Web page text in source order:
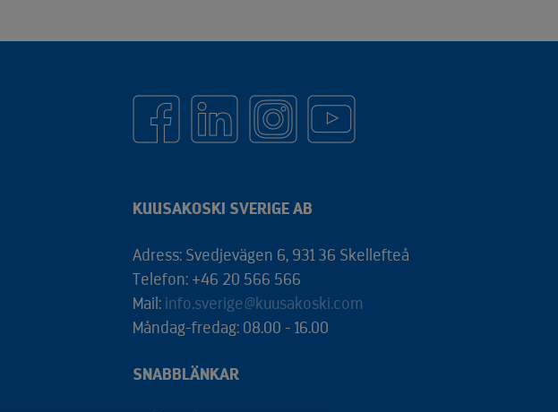
KUUSAKOSKI SVERIGE AB
Adress: Svedjevägen 6, 931 36 Skellefteå
Telefon: +46 20 566 566
Mail: info.sverige@kuusakoski.com
Måndag-fredag: 08.00 - 16.00
SNABBLÄNKAR